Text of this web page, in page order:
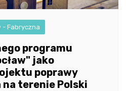
- Fabryczna
programu
jako
poprawy
terenie Polski